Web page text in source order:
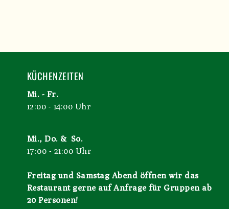
KÜCHENZEITEN
Mi. - Fr.
12:00 - 14:00 Uhr
Mi., Do. & So.
17:00 - 21:00 Uhr
Freitag und Samstag Abend öffnen wir das
Restaurant gerne auf Anfrage für Gruppen ab
20 Personen!